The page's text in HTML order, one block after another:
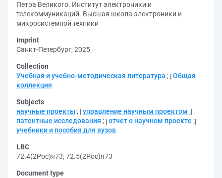
Петра Великого. Институт электроники и
телекоммуникаций. Высшая школа электроники и
микросистемной техники
Imprint
Санкт-Петербург, 2025
Collection
Учебная и учебно-методическая литература ; Общая
коллекция
Subjects
научные проекты ; управление научным проектом ;
патентные исследования ; отчет о научном проекте ;
учебники и пособия для вузов
LBC
72.4(2Рос)я73;72.5(2Рос)я73
Document type